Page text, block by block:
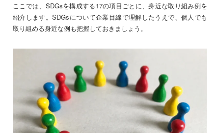
ここでは、SDGsを構成する17の項目ごとに、身近な取り組み例を
紹介します。SDGsについて企業目線で理解したうえで、個人でも
取り組める身近な例も把握しておきましょう。